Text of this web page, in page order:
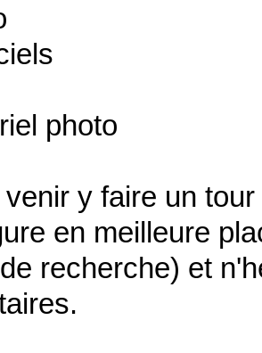
photo
y faire un
en meilleure
recherche) et